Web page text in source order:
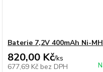
Baterie 7,2V 400mAh Ni-
820,00 Kč/ks
677,69 Kč bez DPH